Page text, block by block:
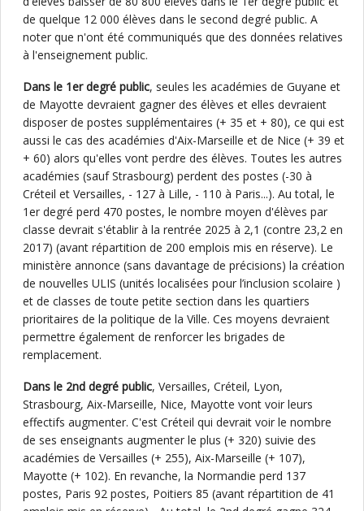
de quelque 12 000 élèves dans le second degré public. A
noter que n'ont été communiqués que des données relatives
à l'enseignement public.
Dans le 1er degré public, seules les académies de Guyane et
de Mayotte devraient gagner des élèves et elles devraient
disposer de postes supplémentaires (+ 35 et + 80), ce qui est
aussi le cas des académies d'Aix-Marseille et de Nice (+ 39 et
+ 60) alors qu'elles vont perdre des élèves. Toutes les autres
académies (sauf Strasbourg) perdent des postes (-30 à
Créteil et Versailles, - 127 à Lille, - 110 à Paris...). Au total, le
1er degré perd 470 postes, le nombre moyen d'élèves par
classe devrait s'établir à la rentrée 2025 à 2,1 (contre 23,2 en
2017) (avant répartition de 200 emplois mis en réserve). Le
ministère annonce (sans davantage de précisions) la création
de nouvelles ULIS (unités localisées pour l’inclusion scolaire )
et de classes de toute petite section dans les quartiers
prioritaires de la politique de la Ville. Ces moyens devraient
permettre également de renforcer les brigades de
remplacement.
Dans le 2nd degré public, Versailles, Créteil, Lyon,
Strasbourg, Aix-Marseille, Nice, Mayotte vont voir leurs
effectifs augmenter. C'est Créteil qui devrait voir le nombre
de ses enseignants augmenter le plus (+ 320) suivie des
académies de Versailles (+ 255), Aix-Marseille (+ 107),
Mayotte (+ 102). En revanche, la Normandie perd 137
postes, Paris 92 postes, Poitiers 85 (avant répartition de 41